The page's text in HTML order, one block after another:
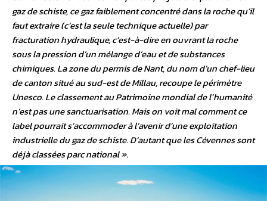
gaz de schiste, ce gaz faiblement concentré dans la roche qu’il
faut extraire (c’est la seule technique actuelle) par
fracturation hydraulique, c’est-à-dire en ouvrant la roche
sous la pression d’un mélange d’eau et de substances
chimiques. La zone du permis de Nant, du nom d’un chef-lieu
de canton situé au sud-est de Millau, recoupe le périmètre
Unesco. Le classement au Patrimoine mondial de l’humanité
n’est pas une sanctuarisation. Mais on voit mal comment ce
label pourrait s’accommoder à l’avenir d’une exploitation
industrielle du gaz de schiste. D’autant que les Cévennes sont
déjà classées parc national ».